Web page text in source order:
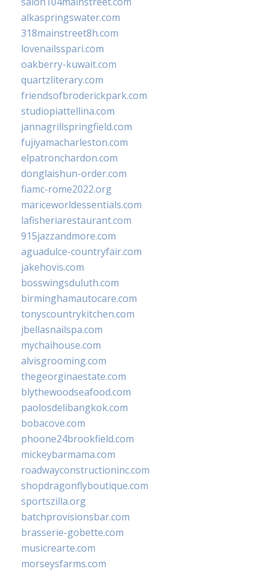
alkaspringswater.com
318mainstreet8h.com
lovenailsspari.com
oakberry-kuwait.com
quartzliterary.com
friendsofbroderickpark.com
studiopiattellina.com
jannagrillspringfield.com
fujiyamacharleston.com
elpatronchardon.com
donglaishun-order.com
fiamc-rome2022.org
mariceworldessentials.com
lafisheriarestaurant.com
915jazzandmore.com
aguadulce-countryfair.com
jakehovis.com
bosswingsduluth.com
birminghamautocare.com
tonyscountrykitchen.com
jbellasnailspa.com
mychaihouse.com
alvisgrooming.com
thegeorginaestate.com
blythewoodseafood.com
paolosdelibangkok.com
bobacove.com
phoone24brookfield.com
mickeybarmama.com
roadwayconstructioninc.com
shopdragonflyboutique.com
sportszilla.org
batchprovisionsbar.com
brasserie-gobette.com
musicrearte.com
morseysfarms.com